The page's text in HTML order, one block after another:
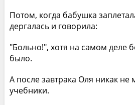
Потом, когда бабушка
дергалась и говорила:
"Больно!", хотя на самом деле
было.
А после завтрака Оля никак не
учебники.